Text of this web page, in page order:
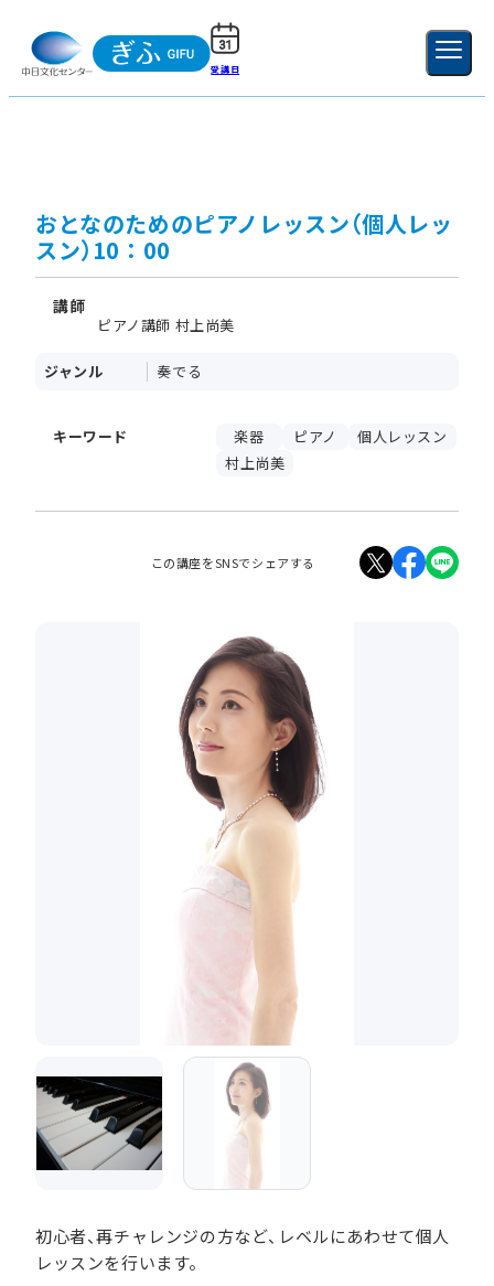
受講日 新規登録
おとなのためのピアノレッスン（個人レッ
スン）10：00
講師
ピアノ講師 村上尚美
ジャンル 奏でる
キーワード 楽器 ピアノ
個人レッスン
村上尚美
この講座をSNSでシェアする
初心者、再チャレンジの方など、レベルにあわせて個人
レッスンを行います。